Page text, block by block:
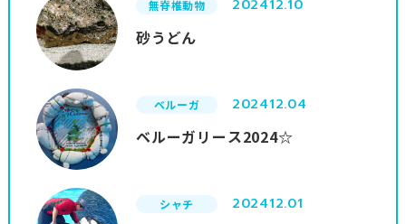
無脊椎動物 202412.10
砂うどん
ベルーガ 202412.04
ベルーガリース2024☆
シャチ 202412.01